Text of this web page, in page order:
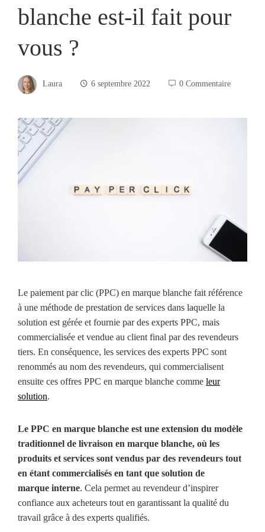
blanche est-il fait pour
vous ?
Laura 6 septembre 2022 0 Commentaire
Le paiement par clic (PPC) en marque blanche fait référence
à une méthode de prestation de services dans laquelle la
solution est gérée et fournie par des experts PPC, mais
commercialisée et vendue au client final par des revendeurs
tiers. En conséquence, les services des experts PPC sont
renommés au nom des revendeurs, qui commercialisent
ensuite ces offres PPC en marque blanche comme leur
solution.
Le PPC en marque blanche est une extension du modèle
traditionnel de livraison en marque blanche, où les
produits et services sont vendus par des revendeurs tout
en étant commercialisés en tant que solution de
marque interne. Cela permet au revendeur d’inspirer
confiance aux acheteurs tout en garantissant la qualité du
travail grâce à des experts qualifiés.